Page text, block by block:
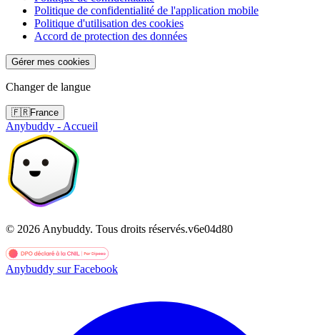
Politique de confidentialité de l'application mobile
Politique d'utilisation des cookies
Accord de protection des données
Gérer mes cookies
Changer de langue
🇫🇷France
Anybuddy - Accueil
© 2026 Anybuddy. Tous droits réservés.v6e04d80
Anybuddy sur Facebook